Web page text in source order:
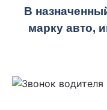
В
марку авто,